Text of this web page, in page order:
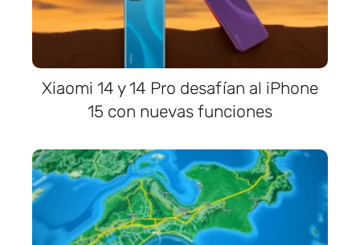
Xiaomi 14 y 14 Pro desafían al iPhone
15 con nuevas funciones